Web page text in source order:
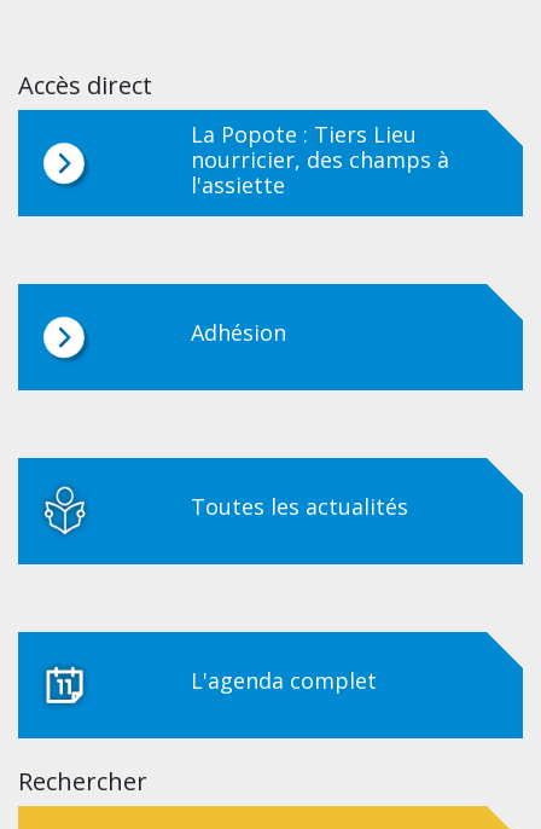
Accès direct
La Popote : Tiers Lieu
nourricier, des champs à
l'assiette
Adhésion
Toutes les actualités
L'agenda complet
Rechercher